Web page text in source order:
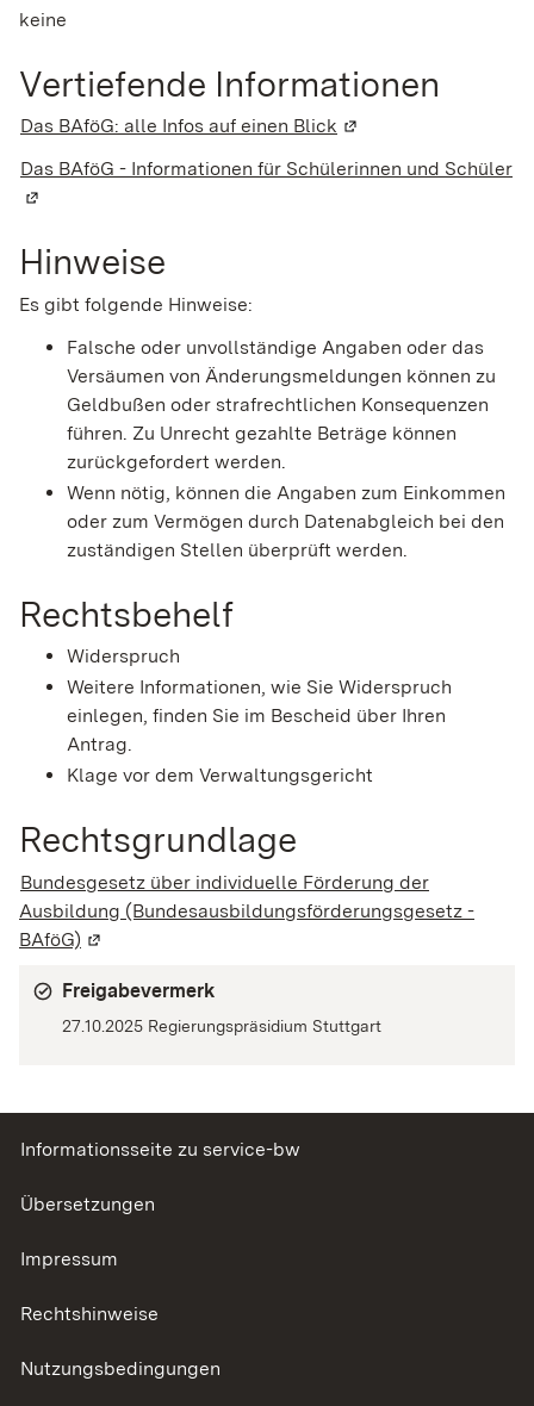
keine
Vertiefende Informationen
Das BAföG: alle Infos auf einen Blick (Wird in einem
Das BAföG - Informationen für Schülerinnen und Schüler
Hinweise
Es gibt folgende Hinweise:
Falsche oder unvollständige Angaben oder das
Versäumen von Änderungsmeldungen können zu
Geldbußen oder strafrechtlichen Konsequenzen
führen. Zu Unrecht gezahlte Beträge können
zurückgefordert werden.
Wenn nötig, können die Angaben zum Einkommen
oder zum Vermögen durch Datenabgleich bei den
zuständigen Stellen überprüft werden.
Rechtsbehelf
Widerspruch
Weitere Informationen, wie Sie Widerspruch
einlegen, finden Sie im Bescheid über Ihren
Antrag.
Klage vor dem Verwaltungsgericht
Rechtsgrundlage
Bundesgesetz über individuelle Förderung der
Ausbildung (Bundesausbildungsförderungsgesetz -
BAföG) (Wird in einem neuen Fenster geöffnet)
Freigabevermerk
27.10.2025 Regierungspräsidium Stuttgart
Informationsseite zu service-bw
Übersetzungen
Impressum
Rechtshinweise
Nutzungsbedingungen